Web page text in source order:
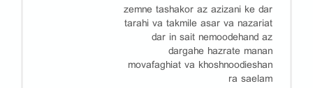
zemne tashakor az azizani ke dar
tarahi va takmile asar va nazariat
dar in sait nemoodehand az
dargahe hazrate manan
movafaghiat va khoshnoodieshan
ra saelam